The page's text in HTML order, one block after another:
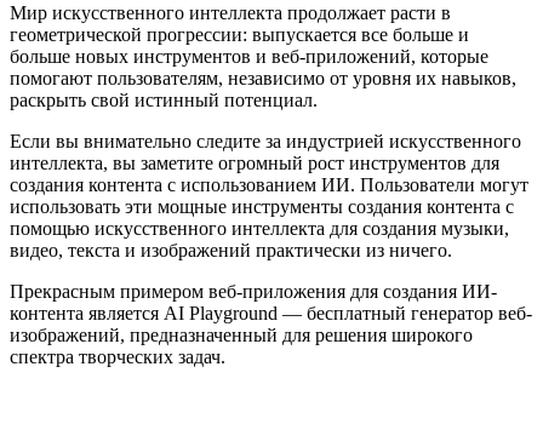
Мир искусственного интеллекта продолжает расти в
геометрической прогрессии: выпускается все больше и
больше новых инструментов и веб-приложений, которые
помогают пользователям, независимо от уровня их навыков,
раскрыть свой истинный потенциал.
Если вы внимательно следите за индустрией искусственного
интеллекта, вы заметите огромный рост инструментов для
создания контента с использованием ИИ. Пользователи могут
использовать эти мощные инструменты создания контента с
помощью искусственного интеллекта для создания музыки,
видео, текста и изображений практически из ничего.
Прекрасным примером веб-приложения для создания ИИ-
контента является AI Playground — бесплатный генератор веб-
изображений, предназначенный для решения широкого
спектра творческих задач.